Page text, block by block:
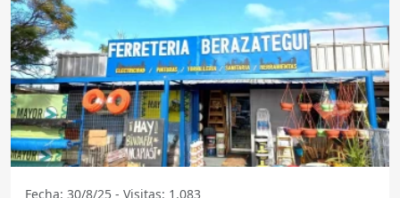
Fecha: 30/8/25 - Visitas: 1.083